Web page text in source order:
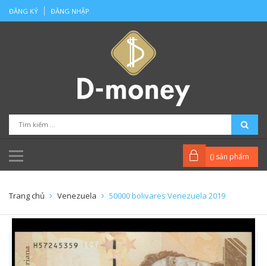
ĐĂNG KÝ ĐĂNG NHẬP
() sản phẩm
Trang chủ Venezuela 50000 bolivares Venezuela 2019